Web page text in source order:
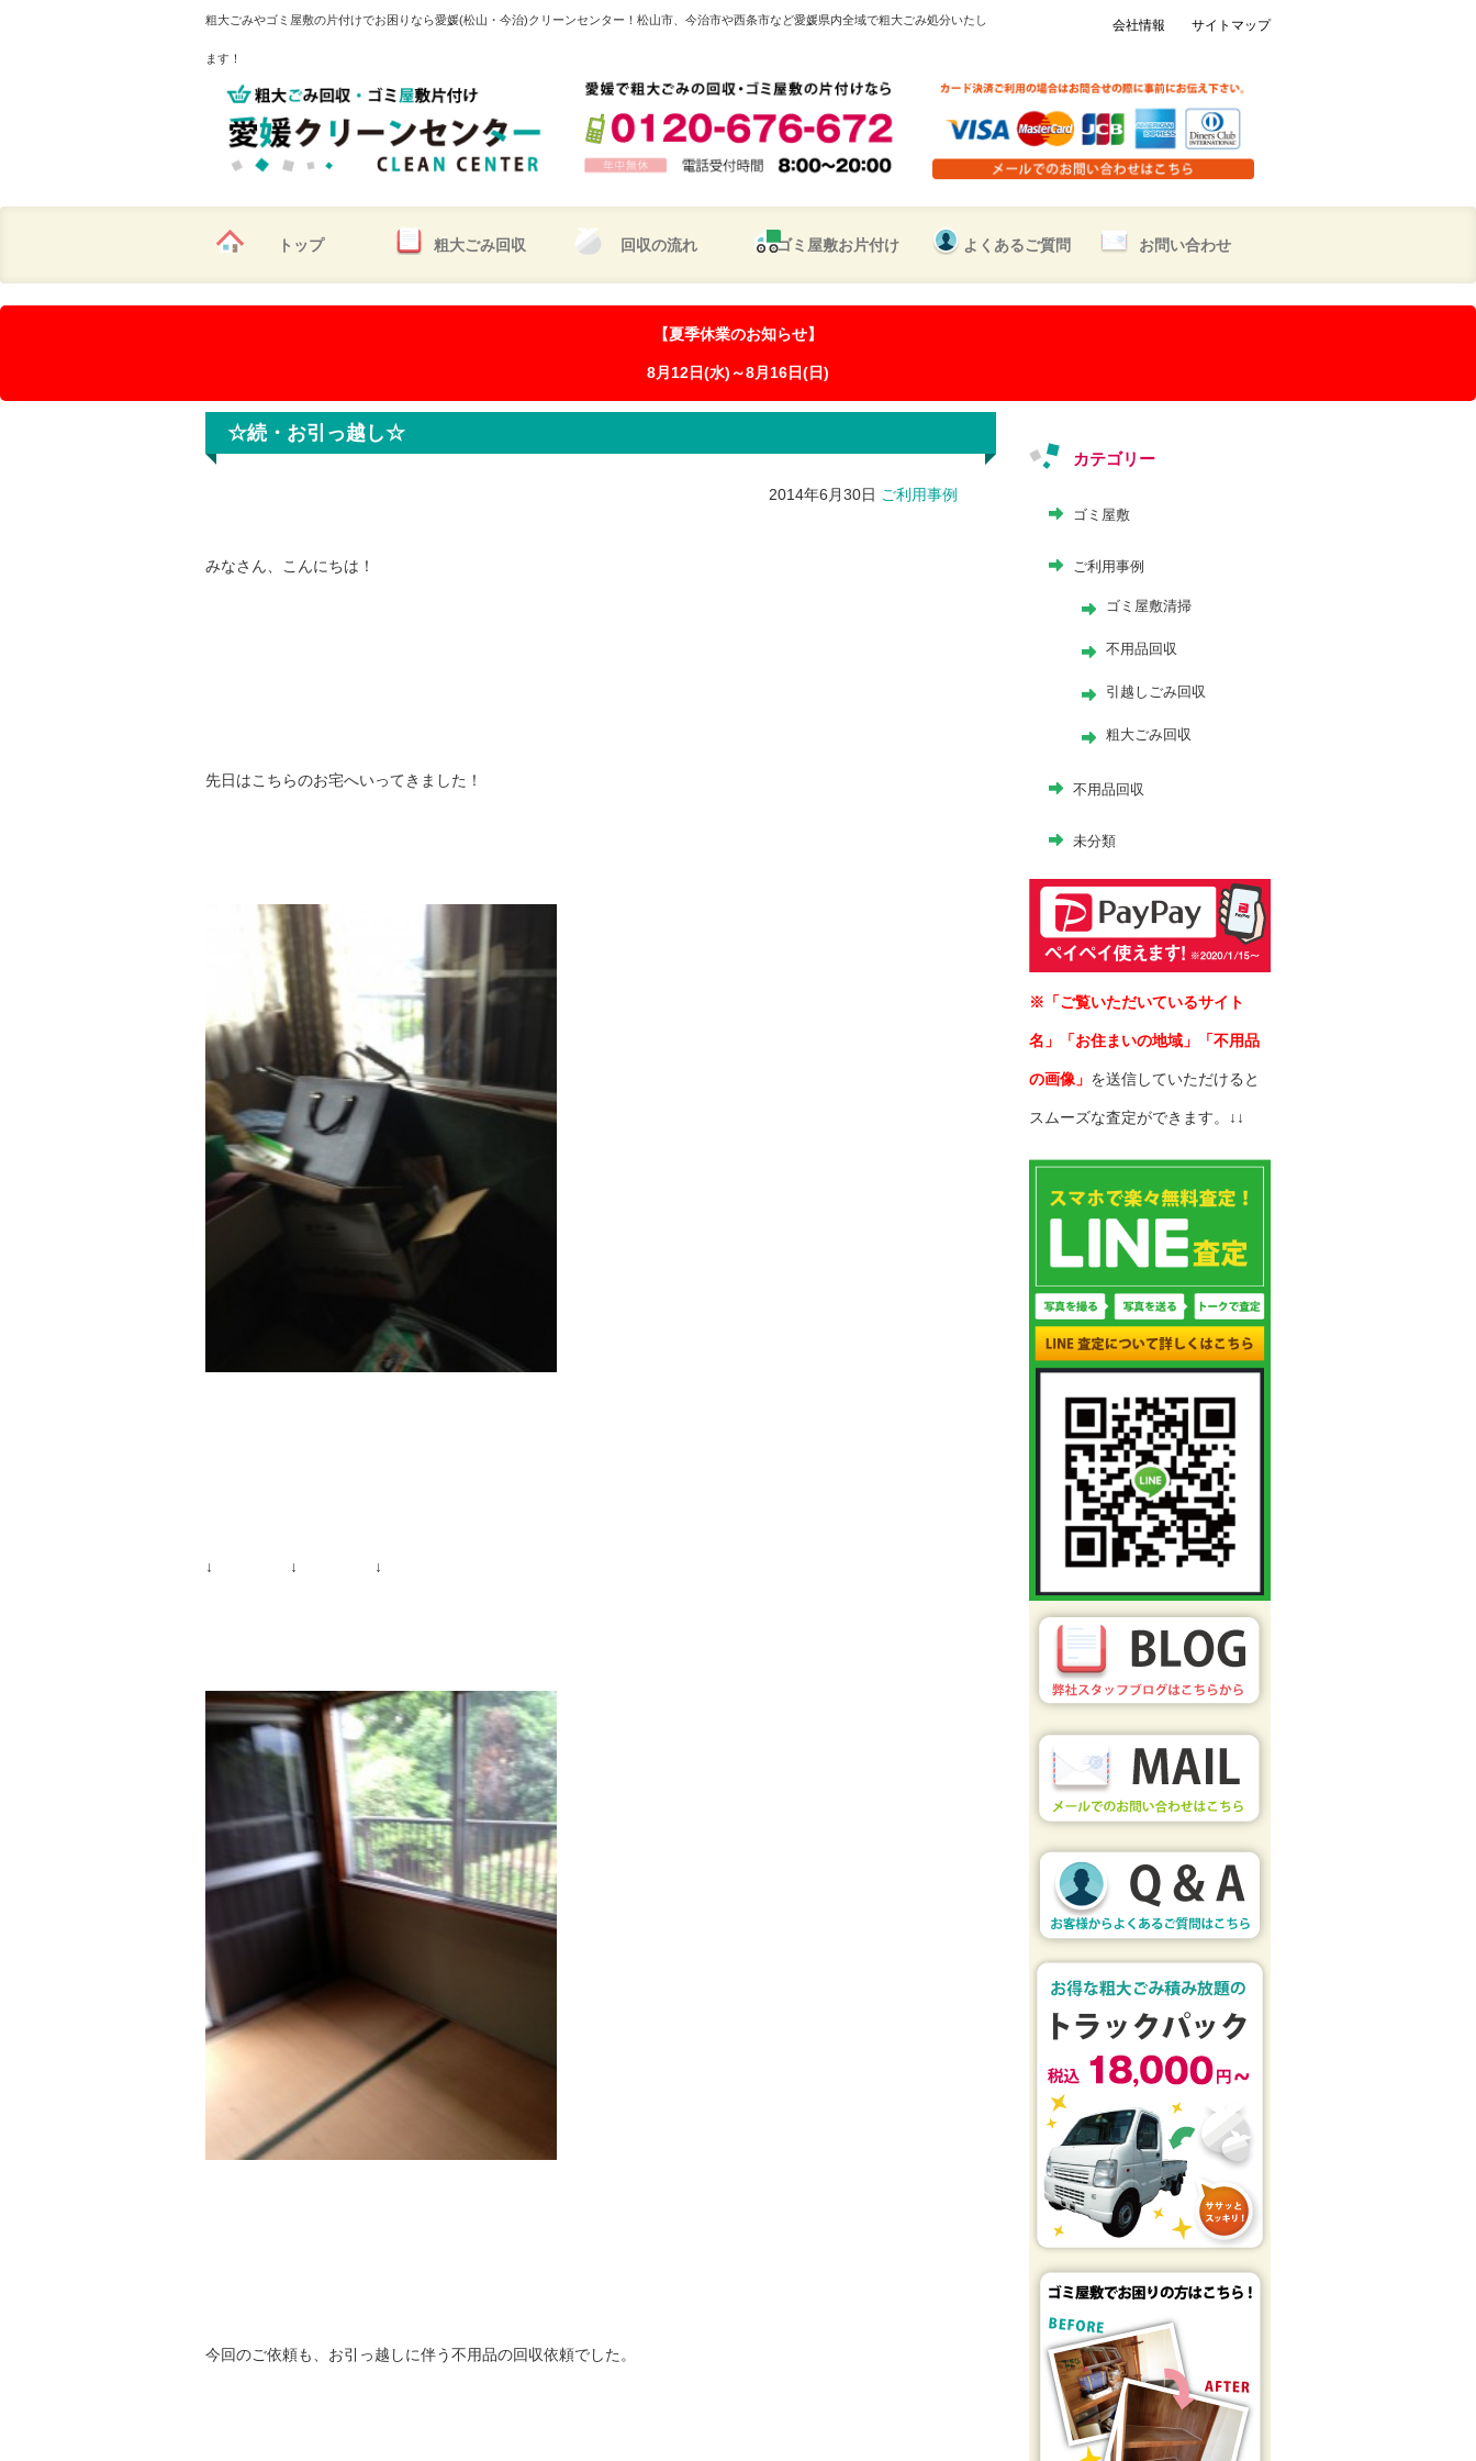
粗大ごみやゴミ屋敷の片付けでお困りなら愛媛(松山・今治)クリーンセンター！松山市、今治市や西条市など愛媛県内全域で粗大ごみ処分いたし
ます！
会社情報 サイトマップ
トップ 粗大ごみ回収 回収の流れ ゴミ屋敷お片付け よくあるご質問 お問い合わせ
【夏季休業のお知らせ】
8月12日(水)～8月16日(日)
☆続・お引っ越し☆
2014年6月30日 ご利用事例
みなさん、こんにちは！
先日はこちらのお宅へいってきました！
↓ ↓ ↓
今回のご依頼も、お引っ越しに伴う不用品の回収依頼でした。
カテゴリー
ゴミ屋敷
ご利用事例
ゴミ屋敷清掃
不用品回収
引越しごみ回収
粗大ごみ回収
不用品回収
未分類
※「ご覧いただいているサイト
名」「お住まいの地域」「不用品
の画像」 を送信していただけると
スムーズな査定ができます。↓↓